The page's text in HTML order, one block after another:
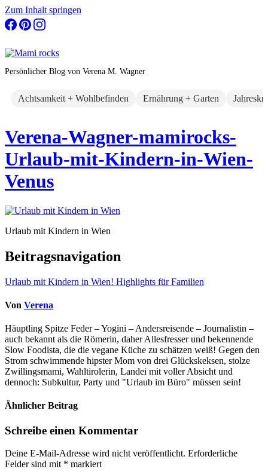
Zum Inhalt springen
Persönlicher Blog von Verena M. Wagner
Achtsamkeit + Wohlbefinden Ernährung + Garten
Verena-Wagner-mamirocks-
Urlaub-mit-Kindern-in-Wien-
Venus
Urlaub mit Kindern in Wien
Beitragsnavigation
Urlaub mit Kindern in Wien! Highlights für Familien
Von Verena
Häuptling Spitze Feder – Yogini – Andersreisende – Journalistin –
auch bekannt als die Römerin, daher Allesfresser und bekennende
Slow Foodista, die die vegane Küche zu schätzen weiß! Gegen den
Strom schwimmende hipster Mom von drei Glückskeksen, stolze
Zwillingsmami, Wahltirolerin, Landei mit voller Absicht und
dennoch: Subkultur, Party und "Urlaub im Büro" müssen sein!
Ähnlicher Beitrag
Schreibe einen Kommentar
Deine E-Mail-Adresse wird nicht veröffentlicht. Erforderliche
Felder sind mit * markiert